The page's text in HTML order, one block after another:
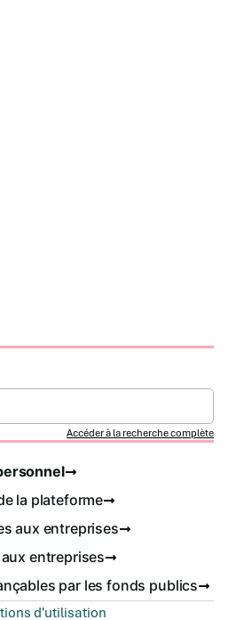
Accéder à la recherche complète
la plateforme
aux entreprises
entreprises
par les fonds publics
d'utilisation